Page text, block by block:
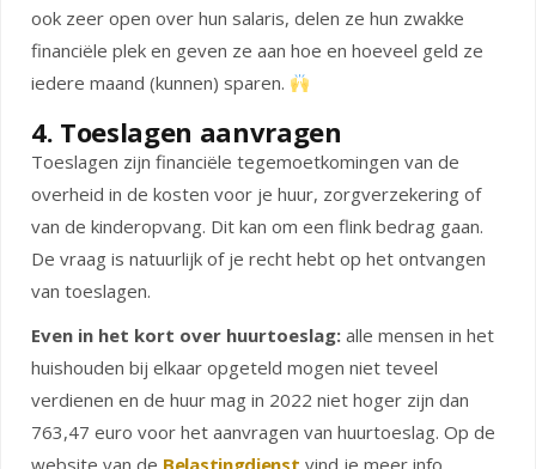
ook zeer open over hun salaris, delen ze hun zwakke
financiële plek en geven ze aan hoe en hoeveel geld ze
iedere maand (kunnen) sparen.
4. Toeslagen aanvragen
Toeslagen zijn financiële tegemoetkomingen van de
overheid in de kosten voor je huur, zorgverzekering of
van de kinderopvang. Dit kan om een flink bedrag gaan.
De vraag is natuurlijk of je recht hebt op het ontvangen
van toeslagen.
Even in het kort over huurtoeslag: alle mensen in het
huishouden bij elkaar opgeteld mogen niet teveel
verdienen en de huur mag in 2022 niet hoger zijn dan
763,47 euro voor het aanvragen van huurtoeslag. Op de